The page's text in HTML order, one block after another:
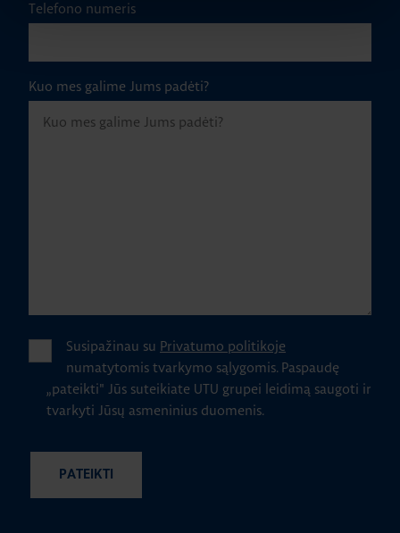
Telefono numeris
Kuo mes galime Jums padėti?
Susipažinau su Privatumo politikoje
numatytomis tvarkymo sąlygomis. Paspaudę
„pateikti" Jūs suteikiate UTU grupei leidimą saugoti ir
tvarkyti Jūsų asmeninius duomenis.